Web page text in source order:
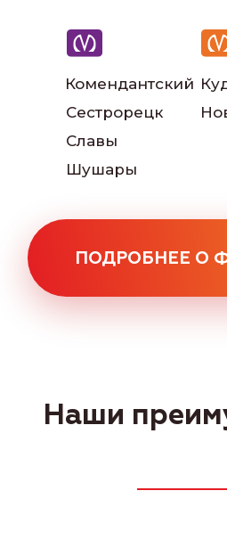
Славы
Сестрорецк
Шушары
Комендантский
Читать больше